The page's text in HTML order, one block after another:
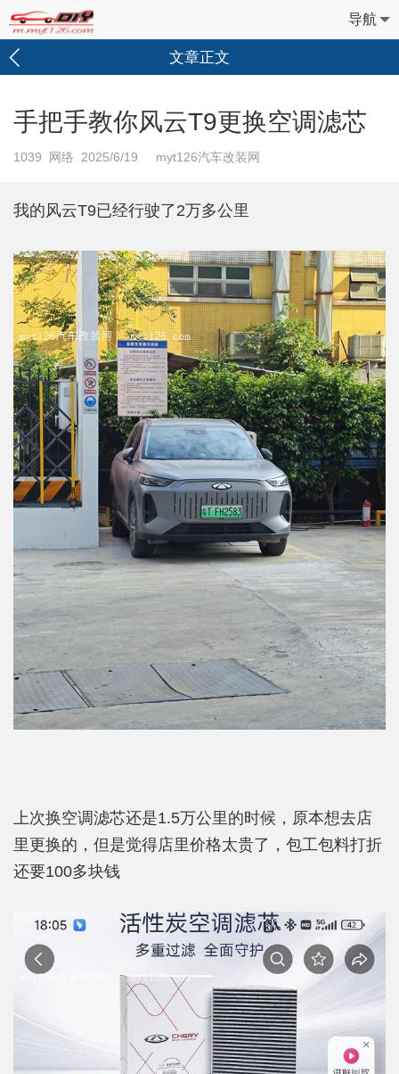
导航
文章正文
手把手教你风云T9更换空调滤芯
1039 网络 2025/6/19 myt126汽车改装网
我的风云T9已经行驶了2万多公里
上次换空调滤芯还是1.5万公里的时候，原本想去店
里更换的，但是觉得店里价格太贵了，包工包料打折
还要100多块钱